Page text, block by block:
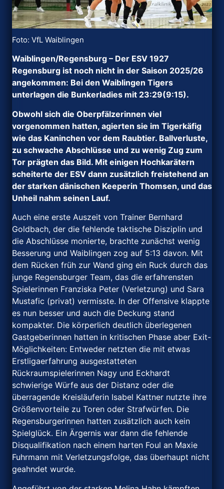
Foto: VfL Waiblingen
Waiblingen/Regensburg – Der ESV 1927
Regensburg ist noch nicht in der Saison 2025/26
angekommen: Bei den Waiblingen Tigers
unterlagen die Bunkerladies mit 23:29(9:15).
Obwohl sich die Oberpfälzerinnen viel
vorgenommen hatten, agierten sie im Tigerkäfig
wie das Kaninchen vor dem Raubtier. Ballverluste,
zu schwache Abschlüsse und zu wenig Zug zum
Tor prägten das Bild. Mit einigen Hochkarätern
scheiterte der ESV dann zusätzlich freistehend an
der starken dänischen Keeperin Thomsen, und das
Unheil nahm seinen Lauf.
Auch eine erste Auszeit von Trainer Bernhard
Goldbach, der die fehlende taktische Disziplin und
die Abschlüsse monierte, brachte zunächst wenig
Besserung und Waiblingen zog auf 5:13 davon. Mit
dem Rücken früh zur Wand ging ein Ruck durch das
junge Regensburger Team, das die erfahrensten
Spielerinnen Franziska Peter (Verletzung) und Sara
Mustafic (privat) vermisste. In der Offensive klappte
es nun besser und auch die Deckung stand
kompakter. Die körperlich deutlich überlegenen
Gastgeberinnen hatten in kritischen Phase aber Exit-
Möglichkeiten: Entweder netzten die mit etwas
Erstligaerfahrung ausgestatteten
Rückraumspielerinnen Nagy und Eckhardt
schwierige Würfe aus der Distanz oder die
überragende Kreisläuferin Isabel Kattner nutzte ihre
Größenvorteile zu Toren oder Strafwürfen. Die
Regensburgerinnen hatten zusätzlich auch kein
Spielglück. Ein Ärgernis war dann die fehlende
Disqualifikation nach einem harten Foul an Maxie
Fuhrmann mit Verletzungsfolge, das überhaupt nicht
geahndet wurde.